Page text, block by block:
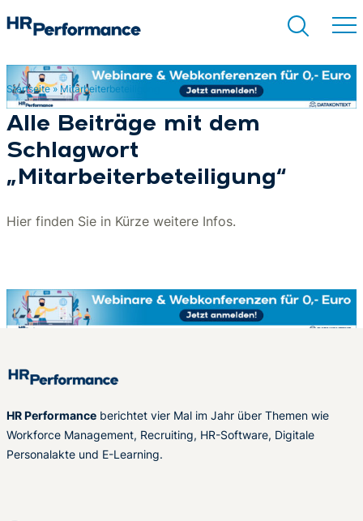
Suchen
Startseite» Mitarbeiterbeteiligung
Alle Beiträge mit dem
Schlagwort
„Mitarbeiterbeteiligung“
Hier finden Sie in Kürze weitere Infos.
HR Performance berichtet vier Mal im Jahr über Themen wie
Workforce Management, Recruiting, HR-Software, Digitale
Personalakte und E-Learning.